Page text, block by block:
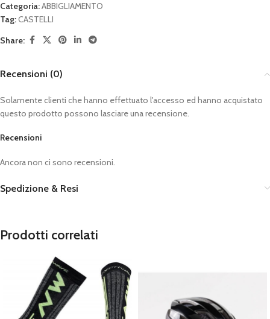
Categoria:ABBIGLIAMENTO
Tag:CASTELLI
Share:
Recensioni (0)
Recensioni
Ancora non ci sono recensioni.
Solamente clienti che hanno effettuato l'accesso ed hanno acquistato
questo prodotto possono lasciare una recensione.
Spedizione & Resi
Prodotti correlati